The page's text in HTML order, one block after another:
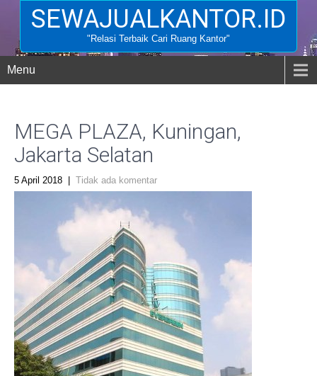
SEWAJUALKANTOR.ID
"Relasi Terbaik Cari Ruang Kantor"
Menu
MEGA PLAZA, Kuningan,
Jakarta Selatan
5 April 2018 Tidak ada komentar